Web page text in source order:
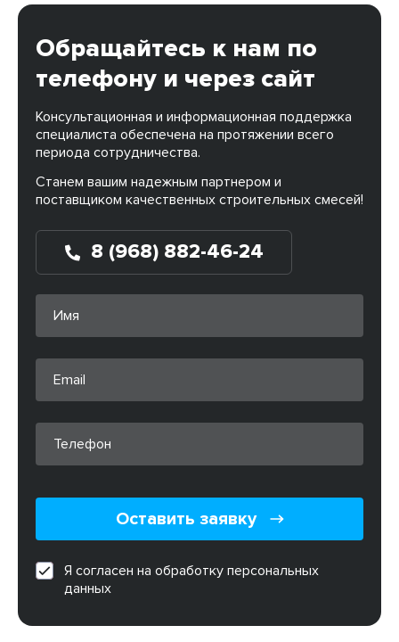
Обращайтесь к нам по
телефону и через сайт
Консультационная и информационная поддержка
специалиста обеспечена на протяжении всего
периода сотрудничества.
Станем вашим надежным партнером и
поставщиком качественных строительных смесей!
8 (968) 882-46-24
Оставить заявку
Я согласен на обработку персональных
данных